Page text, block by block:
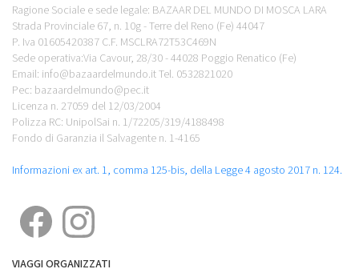
Ragione Sociale e sede legale: BAZAAR DEL MUNDO DI MOSCA LARA
Strada Provinciale 67, n. 10g - Terre del Reno (Fe) 44047
P. Iva 01605420387 C.F. MSCLRA72T53C469N
Sede operativa:Via Cavour, 28/30 - 44028 Poggio Renatico (Fe)
Email: info@bazaardelmundo.it Tel. 0532821020
Pec: bazaardelmundo@pec.it
Licenza n. 27059 del 12/03/2004
Polizza RC: UnipolSai n. 1/72205/319/4188498
Fondo di Garanzia il Salvagente n. 1-4165
Informazioni ex art. 1, comma 125-bis, della Legge 4 agosto 2017 n. 124.
VIAGGI ORGANIZZATI